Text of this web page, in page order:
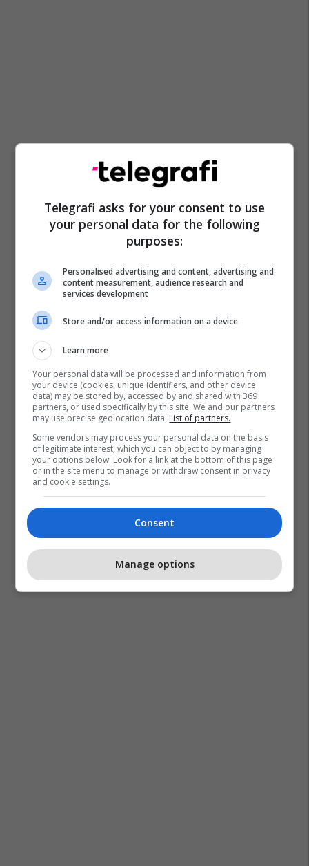
Telegrafi asks for your consent to use
your personal data for the following
purposes:
Personalised advertising and content, advertising and
content measurement, audience research and
services development
Store and/or access information on a device
Learn more
Your personal data will be processed and information from
your device (cookies, unique identifiers, and other device
data) may be stored by, accessed by and shared with 369
partners, or used specifically by this site. We and our partners
may use precise geolocation data. List of partners.
Some vendors may process your personal data on the basis
of legitimate interest, which you can object to by managing
your options below. Look for a link at the bottom of this page
or in the site menu to manage or withdraw consent in privacy
and cookie settings.
Consent
Manage options